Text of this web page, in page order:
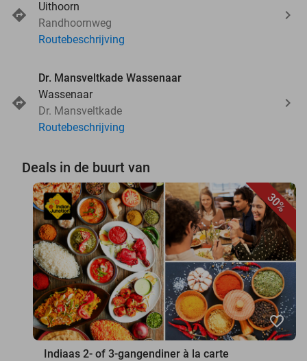
Uithoorn
Randhoornweg
Routebeschrijving
Dr. Mansveltkade Wassenaar
Wassenaar
Dr. Mansveltkade
Routebeschrijving
Deals in de buurt van
30%
favorite_border
Indiaas 2- of 3-gangendiner à la carte